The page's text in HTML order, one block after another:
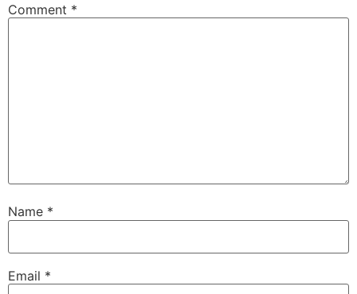
Comment *
Name *
Email *